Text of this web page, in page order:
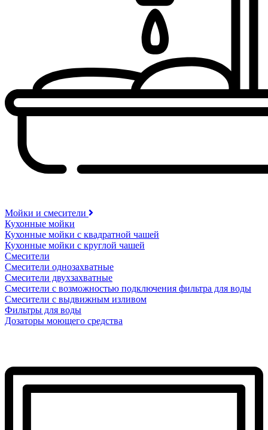
Мойки и смесители
Кухонные мойки
Кухонные мойки с квадратной чашей
Кухонные мойки с круглой чашей
Смесители
Смесители однозахватные
Смесители двухзахватные
Смесители с возможностью подключения фильтра для воды
Смесители с выдвижным изливом
Фильтры для воды
Дозаторы моющего средства